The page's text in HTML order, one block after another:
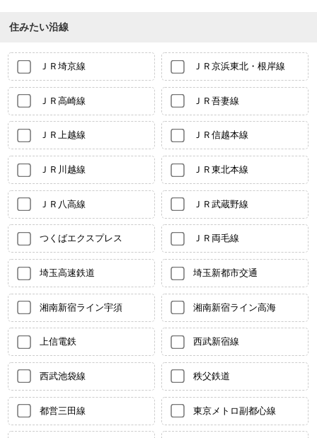
住みたい沿線
ＪＲ埼京線 ＪＲ京浜東北・根岸線
ＪＲ高崎線 ＪＲ吾妻線
ＪＲ上越線 ＪＲ信越本線
ＪＲ川越線 ＪＲ東北本線
ＪＲ八高線 ＪＲ武蔵野線
つくばエクスプレス ＪＲ両毛線
埼玉高速鉄道 埼玉新都市交通
湘南新宿ライン宇須 湘南新宿ライン高海
上信電鉄 西武新宿線
西武池袋線 秩父鉄道
都営三田線 東京メトロ副都心線